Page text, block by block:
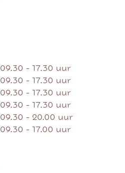
09.30 - 17.30 uur
09.30 - 17.30 uur
09.30 - 17.30 uur
09.30 - 17.30 uur
09.30 - 20.00 uur
09.30 - 17.00 uur